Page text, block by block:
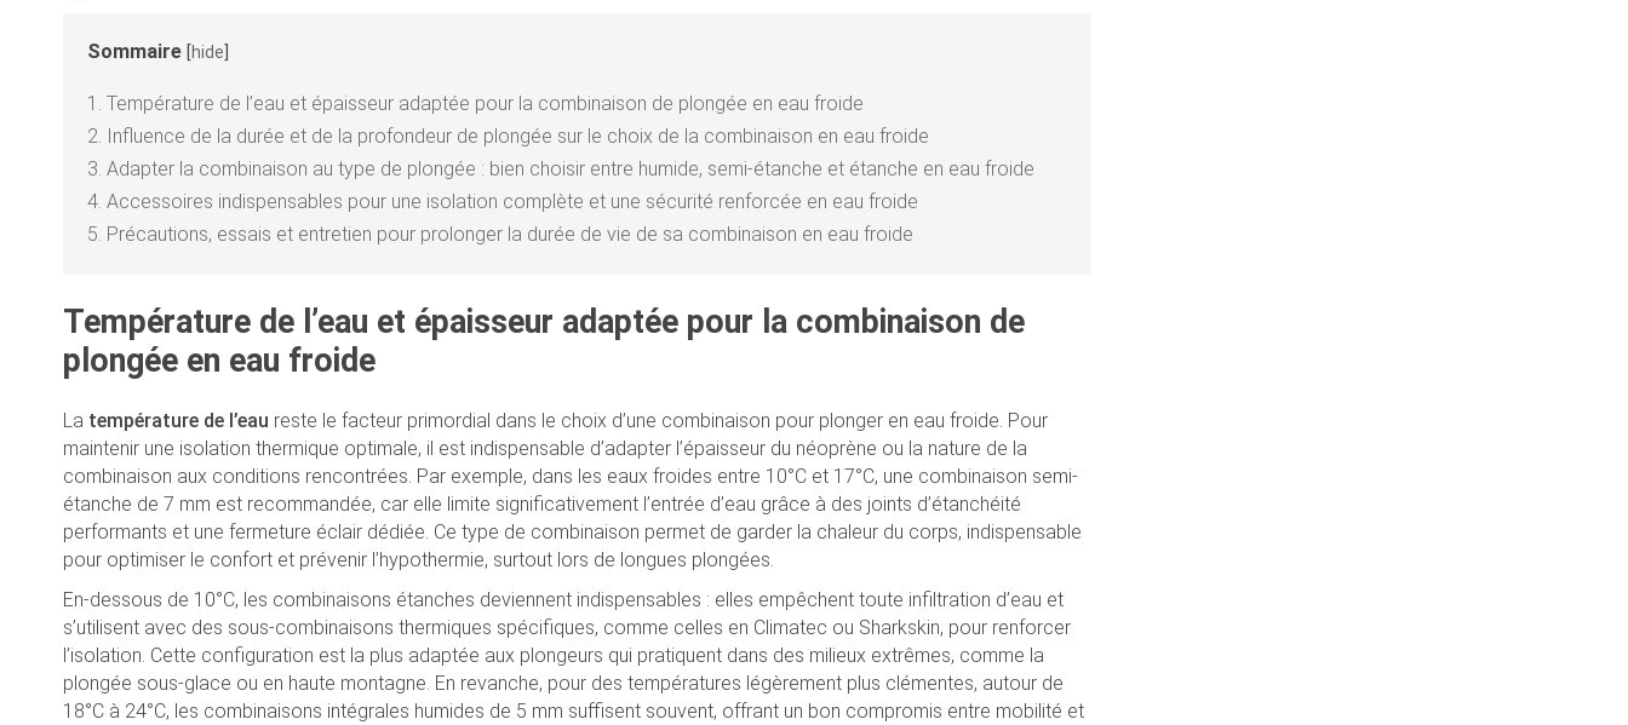
Sommaire hide
1. Température de l’eau et épaisseur adaptée pour la combinaison de plongée en eau froide
2. Influence de la durée et de la profondeur de plongée sur le choix de la combinaison en eau froide
3. Adapter la combinaison au type de plongée : bien choisir entre humide, semi-étanche et étanche en eau froide
4. Accessoires indispensables pour une isolation complète et une sécurité renforcée en eau froide
5. Précautions, essais et entretien pour prolonger la durée de vie de sa combinaison en eau froide
Température de l’eau et épaisseur adaptée pour la combinaison de
plongée en eau froide
La température de l’eau reste le facteur primordial dans le choix d’une combinaison pour plonger en eau froide. Pour
maintenir une isolation thermique optimale, il est indispensable d’adapter l’épaisseur du néoprène ou la nature de la
combinaison aux conditions rencontrées. Par exemple, dans les eaux froides entre 10°C et 17°C, une combinaison semi-
étanche de 7 mm est recommandée, car elle limite significativement l’entrée d’eau grâce à des joints d’étanchéité
performants et une fermeture éclair dédiée. Ce type de combinaison permet de garder la chaleur du corps, indispensable
pour optimiser le confort et prévenir l’hypothermie, surtout lors de longues plongées.
En-dessous de 10°C, les combinaisons étanches deviennent indispensables : elles empêchent toute infiltration d’eau et
s’utilisent avec des sous-combinaisons thermiques spécifiques, comme celles en Climatec ou Sharkskin, pour renforcer
l’isolation. Cette configuration est la plus adaptée aux plongeurs qui pratiquent dans des milieux extrêmes, comme la
plongée sous-glace ou en haute montagne. En revanche, pour des températures légèrement plus clémentes, autour de
18°C à 24°C, les combinaisons intégrales humides de 5 mm suffisent souvent, offrant un bon compromis entre mobilité et